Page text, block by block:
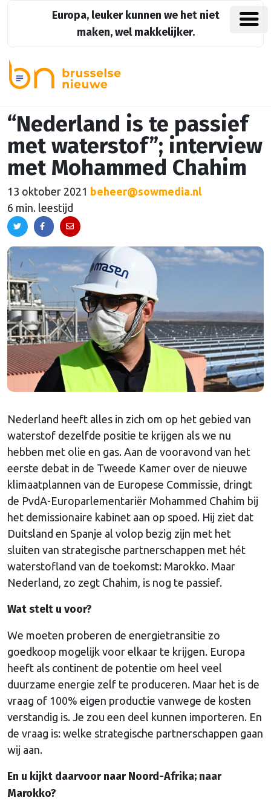
Europa, leuker kunnen we het niet
maken, wel makkelijker.
“Nederland is te passief
met waterstof”; interview
met Mohammed Chahim
13 oktober 2021 beheer@sowmedia.nl
6 min. leestijd
Nederland heeft alles in zich om op het gebied van
waterstof dezelfde positie te krijgen als we nu
hebben met olie en gas. Aan de vooravond van het
eerste debat in de Tweede Kamer over de nieuwe
klimaatplannen van de Europese Commissie, dringt
de PvdA-Europarlementariër Mohammed Chahim bij
het demissionaire kabinet aan op spoed. Hij ziet dat
Duitsland en Spanje al volop bezig zijn met het
sluiten van strategische partnerschappen met hét
waterstofland van de toekomst: Marokko. Maar
Nederland, zo zegt Chahim, is nog te passief.
Wat stelt u voor?
We moeten proberen de energietransitie zo
goedkoop mogelijk voor elkaar te krijgen. Europa
heeft als continent de potentie om heel veel
duurzame energie zelf te produceren. Maar het is de
vraag of 100% eigen productie vanwege de kosten
verstandig is. Je zou een deel kunnen importeren. En
de vraag is: welke strategische partnerschappen gaan
wij aan.
En u kijkt daarvoor naar Noord-Afrika; naar
Marokko?